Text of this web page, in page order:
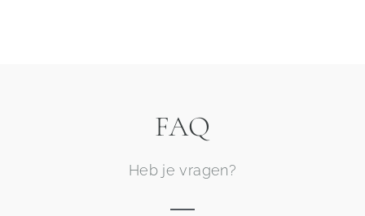
FAQ
Heb je vragen?